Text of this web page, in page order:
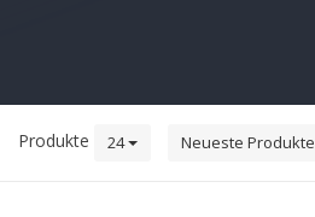
Produkte 24 Neueste Produkte